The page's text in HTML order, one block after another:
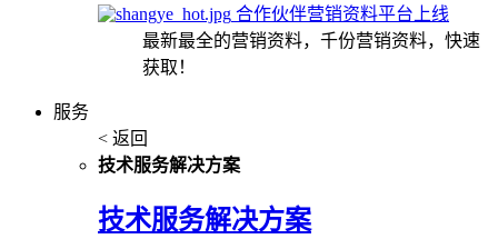
合作伙伴营销资料平台上线
最新最全的营销资料，千份营销资料，快速
获取！
服务
< 返回
技术服务解决方案
技术服务解决方案